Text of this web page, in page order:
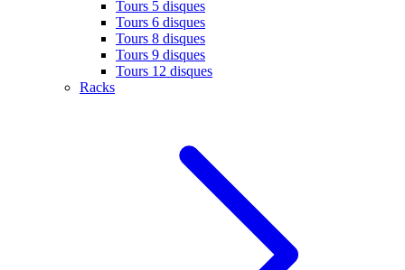
Tours 5 disques
Tours 6 disques
Tours 8 disques
Tours 9 disques
Tours 12 disques
Racks